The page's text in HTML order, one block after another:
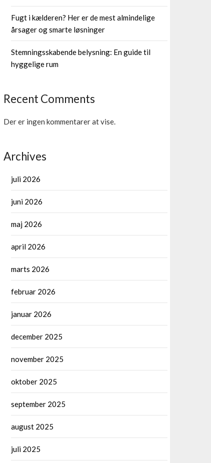
Fugt i kælderen? Her er de mest almindelige
årsager og smarte løsninger
Stemningsskabende belysning: En guide til
hyggelige rum
Recent Comments
Der er ingen kommentarer at vise.
Archives
juli 2026
juni 2026
maj 2026
april 2026
marts 2026
februar 2026
januar 2026
december 2025
november 2025
oktober 2025
september 2025
august 2025
juli 2025